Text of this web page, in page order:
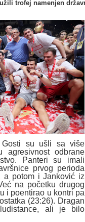
trofej namenjen
Gosti su ušli sa više
odbrane
Panteri su imali
prvog perioda
a potom i Janković iz
na početku drugog
i poentirao u kontri pa
(23:26). Dragan
ali je bilo